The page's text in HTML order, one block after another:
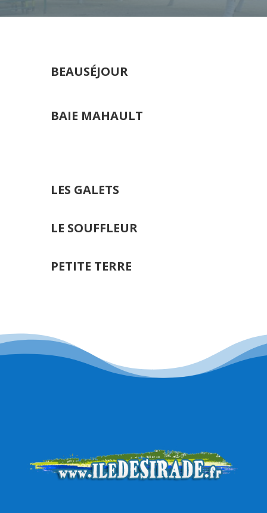
BEAUSÉJOUR
BAIE MAHAULT
LES GALETS
LE SOUFFLEUR
PETITE TERRE